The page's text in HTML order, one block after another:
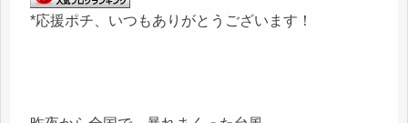
*応援ポチ、いつもありがとうございます！